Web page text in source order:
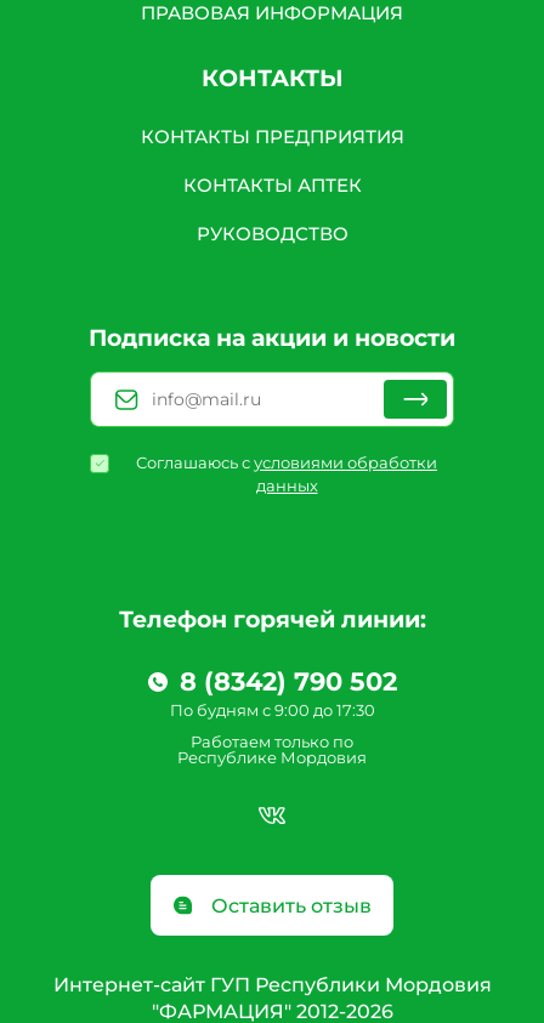
Телефон горячей линии:
8 (8342) 790 502
По будням с 9:00 до 17:30
Работаем только по
Республике Мордовия
Оставить отзыв
ПРАВОВАЯ ИНФОРМАЦИЯ
КОНТАКТЫ
КОНТАКТЫ ПРЕДПРИЯТИЯ
КОНТАКТЫ АПТЕК
РУКОВОДСТВО
Подписка на акции и новости
Соглашаюсь сусловиями обработки
данных
Интернет-сайт ГУП Республики Мордовия
"ФАРМАЦИЯ" 2012-2026